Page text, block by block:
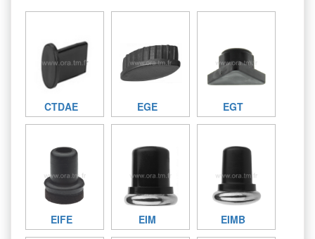
CTDAE EGE EGT
EIFE EIM EIMB